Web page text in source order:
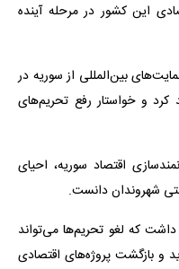
این کشور در مرحله آینده
بین‌المللی از سوریه در
کرد و خواستار رفع تحریم‌های
اقتصاد سوریه، احیای
شهروندان دانست.
که لغو تحریم‌ها می‌تواند
و بازگشت پروژه‌های اقتصادی